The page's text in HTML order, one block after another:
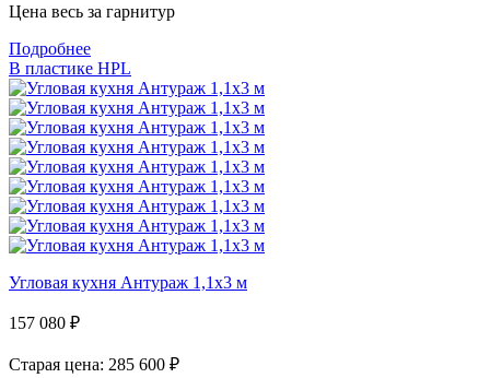
Цена весь за гарнитур
Подробнее
В пластике HPL
Угловая кухня Антураж 1,1х3 м
157 080 ₽
Старая цена: 285 600 ₽